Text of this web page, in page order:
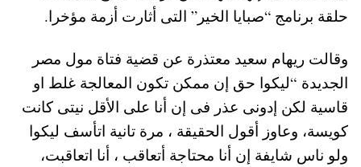
حلقة برنامج “صبايا الخير” التى أثارت أزمة مؤخرا.
وقالت ريهام سعيد معتذرة عن قضية فتاة مول مصر
الجديدة “ليكوا حق إن ممكن تكون المعالجة غلط او
قاسية لكن إدونى عذر فى إن أنا على الأقل نيتى كانت
كويسة، وعاوز أقول الحقيقة ، مرة تانية اتأسف ليكوا
ولو ناس شايفة إن أنا محتاجة أتعاقب ، أنا اتعاقبت،